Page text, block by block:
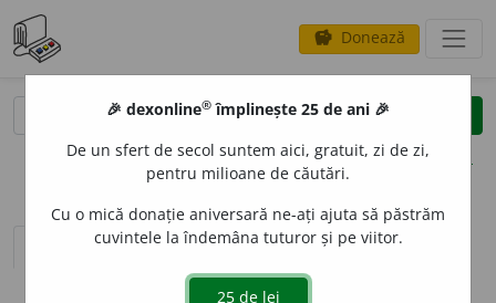
savings Donează
clear
opțiuni
sinteza definițiilor (1)
definiții (23)
pronunție volume_up
🎉 dexonline® împlinește 25 de ani 🎉
De un sfert de secol suntem aici, gratuit, zi de zi,
pentru milioane de căutări.
Cu o mică donație aniversară ne-ați ajuta să păstrăm
cuvintele la îndemâna tuturor și pe viitor.